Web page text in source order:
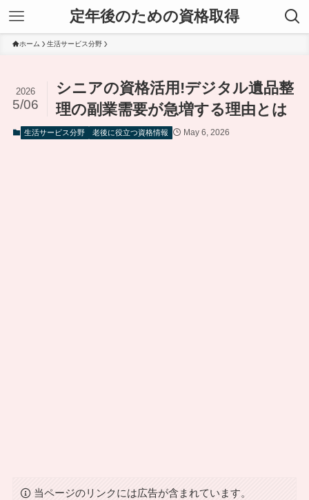
定年後のための資格取得
ホーム 生活サービス分野
シニアの資格活用!デジタル遺品整
理の副業需要が急増する理由とは
2026
5/06
生活サービス分野 老後に役立つ資格情報 May 6, 2026
当ページのリンクには広告が含まれています。